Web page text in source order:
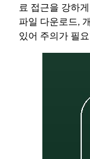
료 접근을 강하
파일 다운로드,
있어 주의가 필